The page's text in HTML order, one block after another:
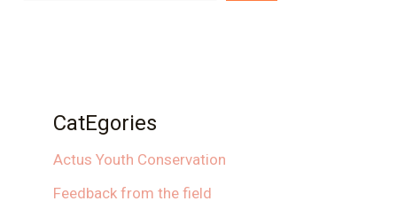
CatEgories
Actus Youth Conservation
Feedback from the field